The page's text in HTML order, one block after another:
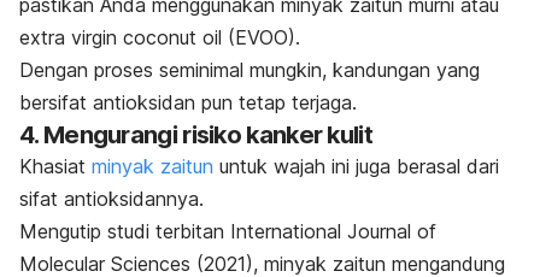
extra virgin coconut oil (EVOO).
Dengan proses seminimal mungkin, kandungan yang
bersifat antioksidan pun tetap terjaga.
4. Mengurangi risiko kanker kulit
Khasiat minyak zaitun untuk wajah ini juga berasal dari
sifat antioksidannya.
Mengutip studi terbitan International Journal of
Molecular Sciences (2021), minyak zaitun mengandung